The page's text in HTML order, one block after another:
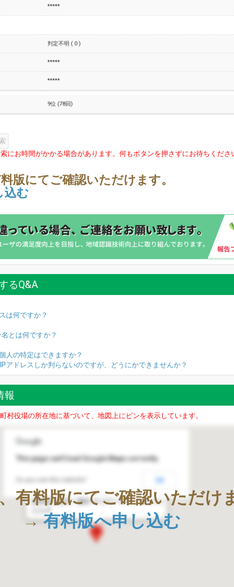
*****
判定不明 ( 0 )
*****
*****
9位 (78回)
にお時間がかかる場合があります。何もボタンを押さずにお待ちくださ
版にてご確認いただけます。
込む
るQ&A
は何ですか？
とは何ですか？
人の特定はできますか？
アドレスしか判らないのですが、どうにかできませんか？
報
村役場の所在地に基づいて、地図上にピンを表示しています。
株式会社Geolocation Technology
〒411-0036
静岡県三島市一番町18-22アーサーファースト
This page can't load Google Maps correctly.
有料版にてご確認いただけ
→有料版へ申し込む